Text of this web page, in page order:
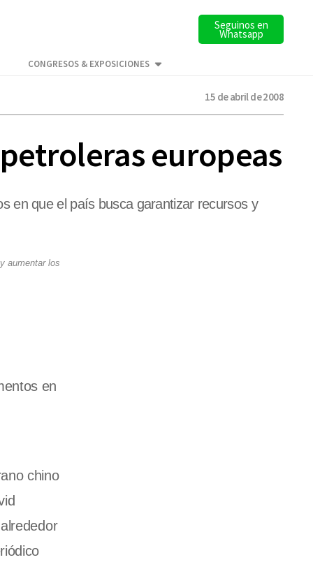
Seguinos en
Whatsapp
CONGRESOS & EXPOSICIONES
15 de abril de 2008
europeas
en que el país busca garantizar recursos y
aumentar los
en
chino